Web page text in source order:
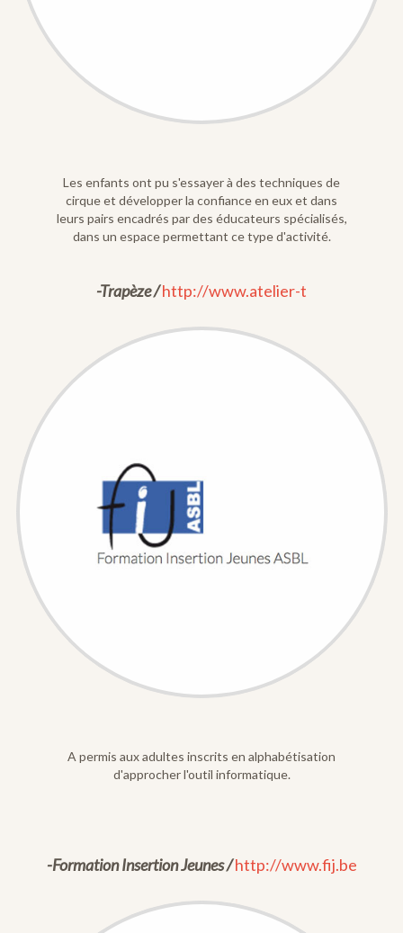
Les enfants ont pu s'essayer à des techniques de
cirque et développer la confiance en eux et dans
leurs pairs encadrés par des éducateurs spécialisés,
dans un espace permettant ce type d'activité.
-Trapèze /http://www.atelier-t
A permis aux adultes inscrits en alphabétisation
d'approcher l'outil informatique.
-Formation Insertion Jeunes / http://www.fij.be